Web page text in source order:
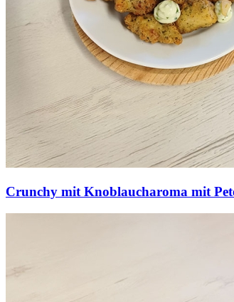
Crunchy mit Knoblaucharoma mit